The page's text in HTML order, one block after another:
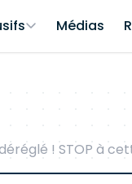
Médias
! STOP à